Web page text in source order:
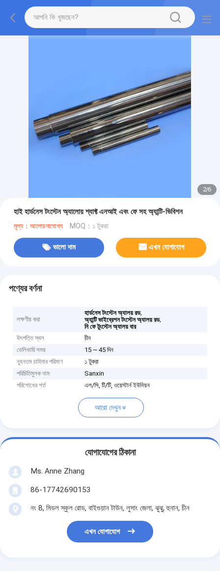
2/6
হাই হার্ডনেস টংস্টেন অ্যালোয় শ্যাফ্ট এনআই এবং ফে সহ অ্যান্টি-ভিবিশন
মূল্য：আলোচনাযোগ্য MOQ：১ টুকরা
ভালো দাম এখন যোগাযোগ
পণ্যের বর্ণনা
লক্ষণীয় করা
হার্ডনেস টংস্টেন অ্যালয় রড,
অ্যান্টি ভাইব্রেশন টংস্টেন অ্যালয় রড,
নি ফে টুংস্টেন অ্যালয় বার
উৎপত্তি স্থল
চীন
ডেলিভারি সময়
15 ~ 45 দিন
ন্যূনতম চাহিদার পরিমাণ
১ টুকরা
পরিচিতিমুলক নাম
Sanxin
পরিশোধের শর্ত
এল/সি, টি/টি, ওয়েস্টার্ন ইউনিয়ন
আরো দেখুন
যোগাযোগের ঠিকানা
Ms. Anne Zhang
86-17742690153
নং 8, মিডল স্কুল রোড, বাইগুয়ান টাউন, লুসাং জেলা, ঝুঝু, হুনান, চীন
এখন যোগাযোগ